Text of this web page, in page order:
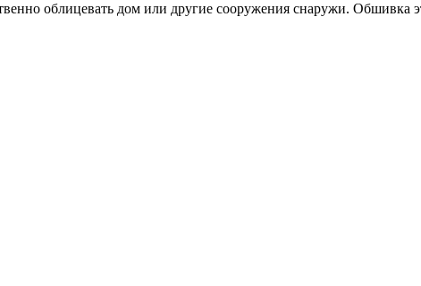
облицевать дом или другие сооружения снаружи. Обшивка